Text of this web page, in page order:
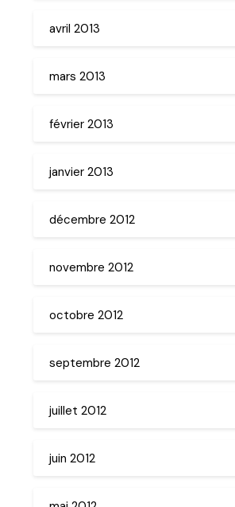
avril 2013
mars 2013
février 2013
janvier 2013
décembre 2012
novembre 2012
octobre 2012
septembre 2012
juillet 2012
juin 2012